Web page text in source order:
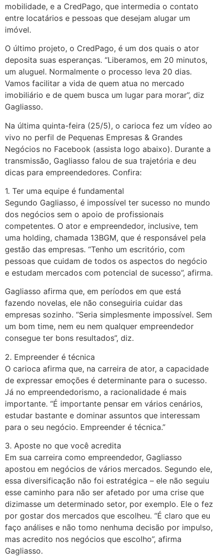
mobilidade, e a CredPago, que intermedia o contato
entre locatários e pessoas que desejam alugar um
imóvel.
O último projeto, o CredPago, é um dos quais o ator
deposita suas esperanças. “Liberamos, em 20 minutos,
um aluguel. Normalmente o processo leva 20 dias.
Vamos facilitar a vida de quem atua no mercado
imobiliário e de quem busca um lugar para morar”, diz
Gagliasso.
Na última quinta-feira (25/5), o carioca fez um vídeo ao
vivo no perfil de Pequenas Empresas & Grandes
Negócios no Facebook (assista logo abaixo). Durante a
transmissão, Gagliasso falou de sua trajetória e deu
dicas para empreendedores. Confira:
1. Ter uma equipe é fundamental
Segundo Gagliasso, é impossível ter sucesso no mundo
dos negócios sem o apoio de profissionais
competentes. O ator e empreendedor, inclusive, tem
uma holding, chamada 13BGM, que é responsável pela
gestão das empresas. “Tenho um escritório, com
pessoas que cuidam de todos os aspectos do negócio
e estudam mercados com potencial de sucesso”, afirma.
Gagliasso afirma que, em períodos em que está
fazendo novelas, ele não conseguiria cuidar das
empresas sozinho. “Seria simplesmente impossível. Sem
um bom time, nem eu nem qualquer empreendedor
consegue ter bons resultados”, diz.
2. Empreender é técnica
O carioca afirma que, na carreira de ator, a capacidade
de expressar emoções é determinante para o sucesso.
Já no empreendedorismo, a racionalidade é mais
importante. “É importante pensar em vários cenários,
estudar bastante e dominar assuntos que interessam
para o seu negócio. Empreender é técnica.”
3. Aposte no que você acredita
Em sua carreira como empreendedor, Gagliasso
apostou em negócios de vários mercados. Segundo ele,
essa diversificação não foi estratégica – ele não seguiu
esse caminho para não ser afetado por uma crise que
dizimasse um determinado setor, por exemplo. Ele o fez
por gostar dos mercados que escolheu. “É claro que eu
faço análises e não tomo nenhuma decisão por impulso,
mas acredito nos negócios que escolho”, afirma
Gagliasso.